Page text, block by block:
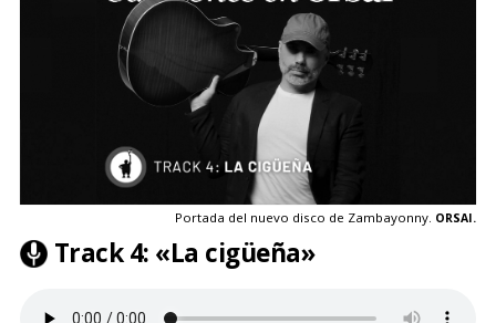
Portada del nuevo disco de Zambayonny. ORSAI.
Track 4: «La cigüeña»